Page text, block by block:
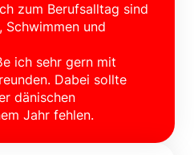
zum Berufsalltag sind
Schwimmen und
ich sehr gern mit
Dabei sollte
dänischen
Jahr fehlen.